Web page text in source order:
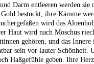
und Darm entleeren werden
bestückt, ihre Kämme
wird das
Haut wird nach Moschus
gehören, und das
sein vor lauter Schönheit.
Haßgefühle geben. Ihre